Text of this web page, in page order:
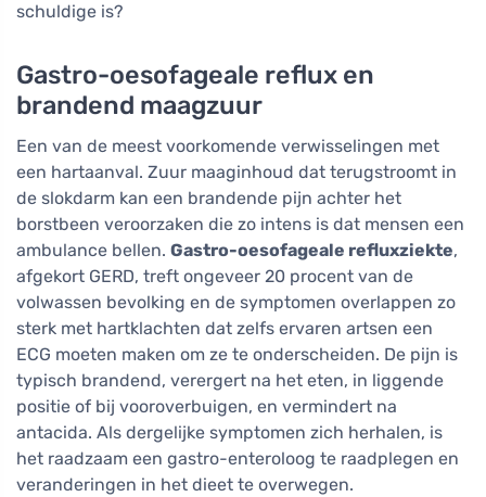
schuldige is?
Gastro-oesofageale reflux en
brandend maagzuur
Een van de meest voorkomende verwisselingen met
een hartaanval. Zuur maaginhoud dat terugstroomt in
de slokdarm kan een brandende pijn achter het
borstbeen veroorzaken die zo intens is dat mensen een
ambulance bellen. Gastro-oesofageale refluxziekte,
afgekort GERD, treft ongeveer 20 procent van de
volwassen bevolking en de symptomen overlappen zo
sterk met hartklachten dat zelfs ervaren artsen een
ECG moeten maken om ze te onderscheiden. De pijn is
typisch brandend, verergert na het eten, in liggende
positie of bij vooroverbuigen, en vermindert na
antacida. Als dergelijke symptomen zich herhalen, is
het raadzaam een gastro-enteroloog te raadplegen en
veranderingen in het dieet te overwegen.